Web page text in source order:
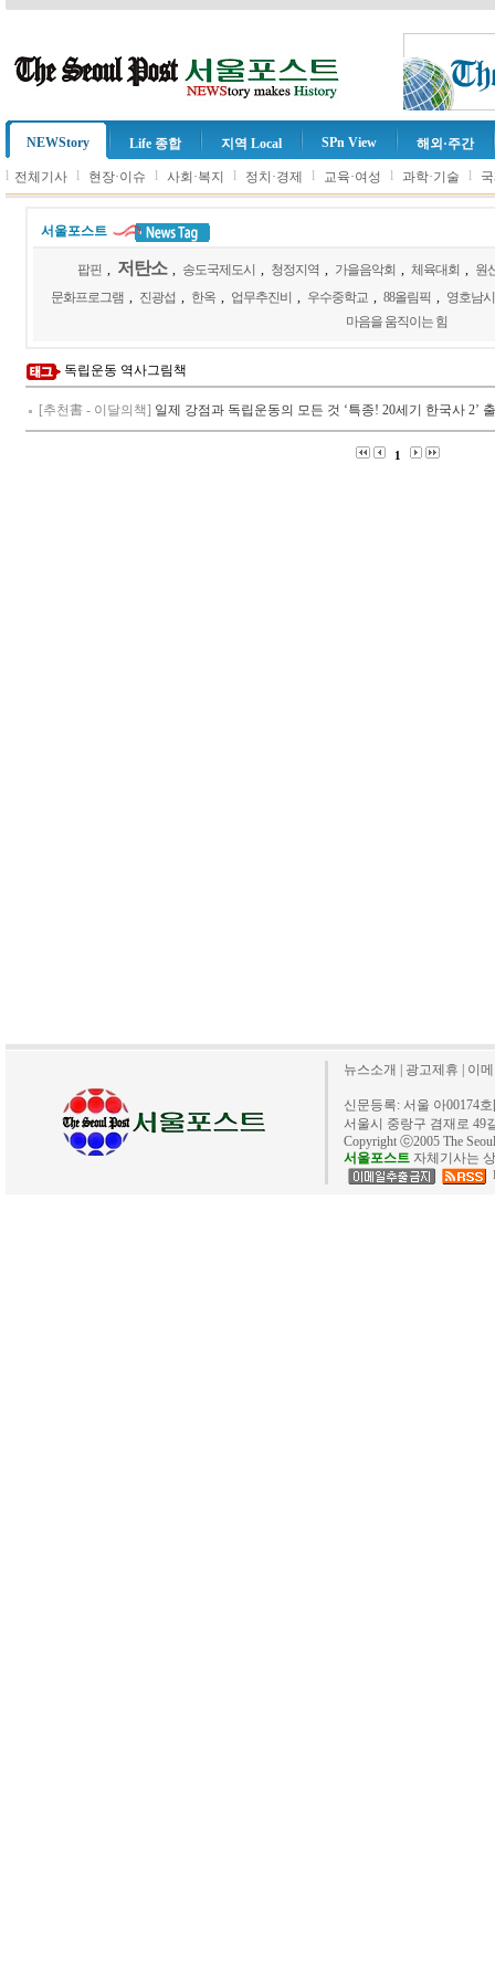
NEWStory Life 종합 지역 Local SPn View 해외·주간
l 전체기사 l 현장·이슈 l 사회·복지 l 정치·경제 l 교육·여성 l 과학·기술 l
서울포스트
팝핀 저탄소 송도국제도시 청정지역 가을음악회 체육대회
원
문화프로그램
진광섭 한옥 업무추진비 우수중학교 88올림픽
영호남
마음을 움직이는 힘
독립운동 역사그림책
[추천書 - 이달의책] 일제 강점과 독립운동의 모든 것 ‘특종! 20세기 한국사 2’
1
뉴스소개 광고제휴 이
신문등록: 서울 아00174
서울시 중랑구 겸재로 49
Copyright ⓒ2005 The
서울포스트 자체기사는